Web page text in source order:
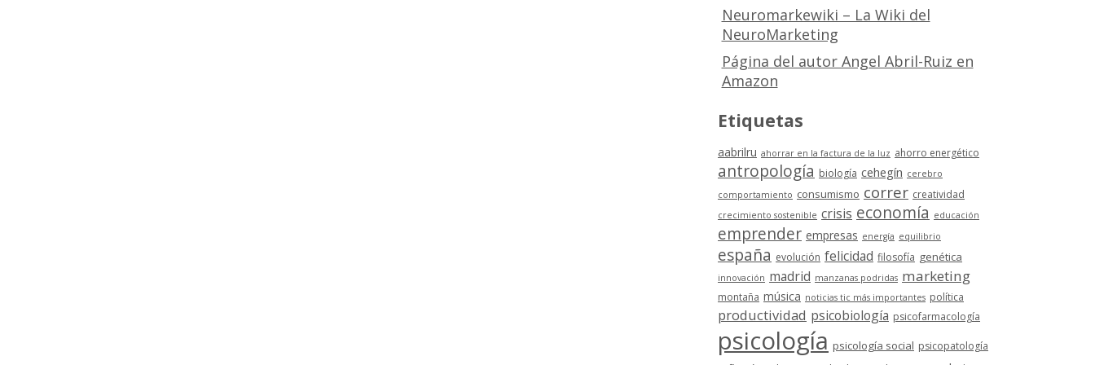
Neuromarkewiki – La Wiki del
NeuroMarketing
Página del autor Angel Abril-Ruiz en
Amazon
Etiquetas
aabrilru ahorrar en la factura de la luz ahorro energético
antropología biología cehegín cerebro
comportamiento consumismo correr creatividad
crecimiento sostenible crisis economía educación
emprender empresas energía equilibrio
españa evolución felicidad filosofía genética
innovación madrid manzanas podridas marketing
montaña música noticias tic más importantes política
productividad psicobiología psicofarmacología
psicología psicología social psicopatología